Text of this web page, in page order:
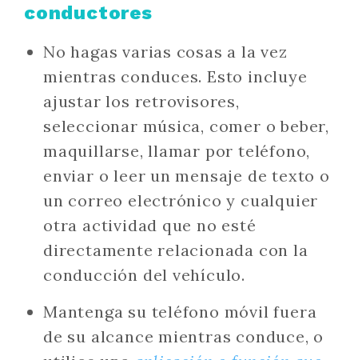
conductores
No hagas varias cosas a la vez
mientras conduces. Esto incluye
ajustar los retrovisores,
seleccionar música, comer o beber,
maquillarse, llamar por teléfono,
enviar o leer un mensaje de texto o
un correo electrónico y cualquier
otra actividad que no esté
directamente relacionada con la
conducción del vehículo.
Mantenga su teléfono móvil fuera
de su alcance mientras conduce, o